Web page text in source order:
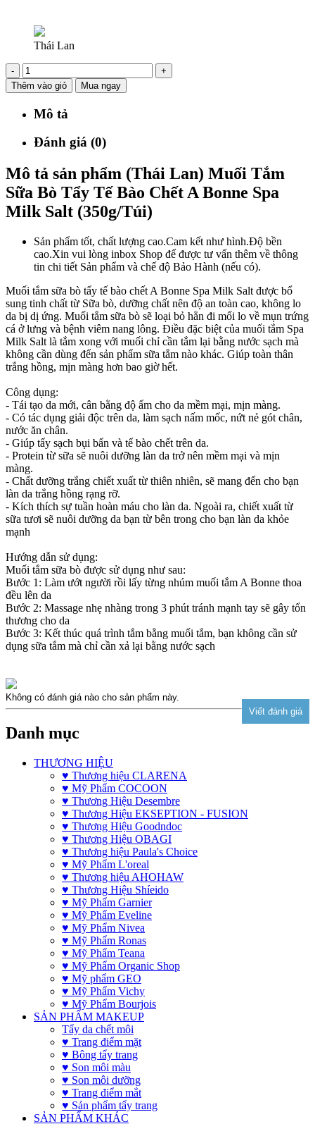
Thái Lan
-
+
Thêm vào giỏ
Mua ngay
Mô tả
Đánh giá (0)
Mô tả sản phẩm (Thái Lan) Muối Tắm
Sữa Bò Tẩy Tế Bào Chết A Bonne Spa
Milk Salt (350g/Túi)
Sản phẩm tốt, chất lượng cao.Cam kết như hình.Độ bền
cao.Xin vui lòng inbox Shop để được tư vấn thêm về thông
tin chi tiết Sản phẩm và chế độ Bảo Hành (nếu có).
Muối tắm sữa bò tẩy tế bào chết A Bonne Spa Milk Salt được bổ
sung tinh chất từ Sữa bò, dưỡng chất nên độ an toàn cao, không lo
da bị dị ứng. Muối tắm sữa bò sẽ loại bỏ hẳn đi mối lo về mụn trứng
cá ở lưng và bệnh viêm nang lông. Điều đặc biệt của muối tắm Spa
Milk Salt là tắm xong với muối chỉ cần tắm lại bằng nước sạch mà
không cần dùng đến sản phẩm sữa tắm nào khác. Giúp toàn thân
trắng hồng, mịn màng hơn bao giờ hết.
Công dụng:
- Tái tạo da mới, cân bằng độ ẩm cho da mềm mại, mịn màng.
- Có tác dụng giải độc trên da, làm sạch nấm mốc, nứt nẻ gót chân,
nước ăn chân.
- Giúp tẩy sạch bụi bẩn và tế bào chết trên da.
- Protein từ sữa sẽ nuôi dưỡng làn da trở nên mềm mại và mịn
màng.
- Chất dưỡng trắng chiết xuất từ thiên nhiên, sẽ mang đến cho bạn
làn da trắng hồng rạng rỡ.
- Kích thích sự tuần hoàn máu cho làn da. Ngoài ra, chiết xuất từ
sữa tươi sẽ nuôi dưỡng da bạn từ bên trong cho bạn làn da khỏe
mạnh
Hướng dẫn sử dụng:
Muối tắm sữa bò được sử dụng như sau:
Bước 1: Làm ướt người rồi lấy từng nhúm muối tắm A Bonne thoa
đều lên da
Bước 2: Massage nhẹ nhàng trong 3 phút tránh mạnh tay sẽ gây tổn
thương cho da
Bước 3: Kết thúc quá trình tắm bằng muối tắm, bạn không cần sử
dụng sữa tắm mà chỉ cần xả lại bằng nước sạch
Không có đánh giá nào cho sản phẩm này.
Danh mục
THƯƠNG HIỆU
♥ Thương hiệu CLARENA
♥ Mỹ Phẩm COCOON
♥ Thương Hiệu Desembre
♥ Thương Hiệu EKSEPTION - FUSION
♥ Thương Hiệu Goodndoc
♥ Thương Hiệu OBAGI
♥ Thương hiệu Paula's Choice
♥ Mỹ Phẩm L'oreal
♥ Thương hiệu AHOHAW
♥ Thương Hiệu Shíeido
♥ Mỹ Phẩm Garnier
♥ Mỹ Phẩm Eveline
♥ Mỹ Phẩm Nivea
♥ Mỹ Phẩm Ronas
♥ Mỹ Phẩm Teana
♥ Mỹ Phẩm Organic Shop
♥ Mỹ phẩm GEO
♥ Mỹ Phẩm Vichy
♥ Mỹ Phẩm Bourjois
SẢN PHẨM MAKEUP
Tẩy da chết môi
♥ Trang điểm mặt
♥ Bông tẩy trang
♥ Son môi màu
♥ Son môi dưỡng
♥ Trang điểm mắt
♥ Sản phẩm tẩy trang
SẢN PHẨM KHÁC